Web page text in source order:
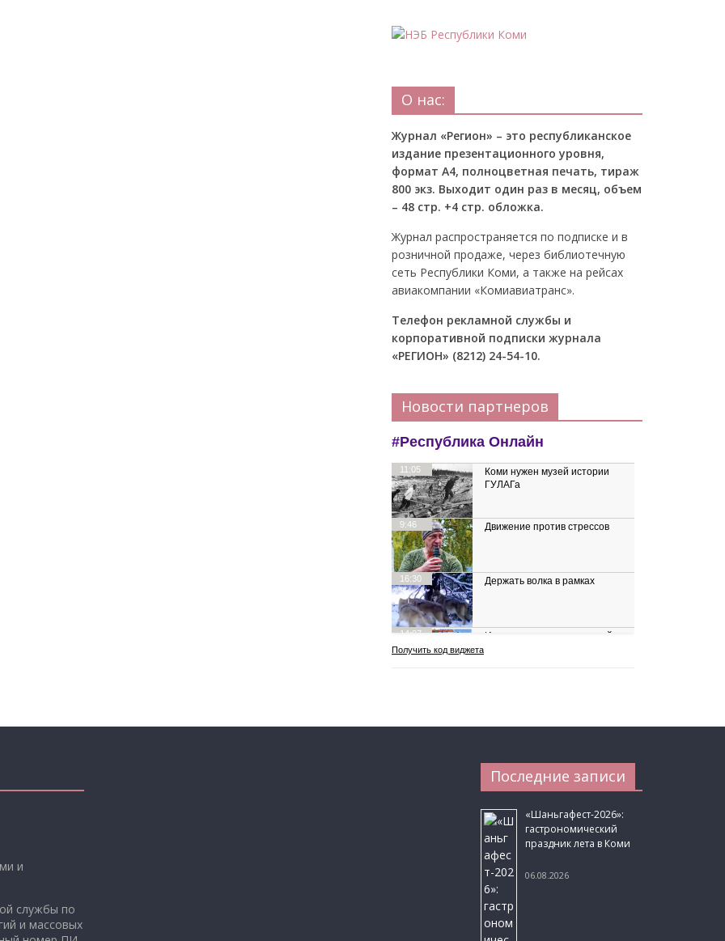
О нас:
Журнал «Регион» – это республиканское
издание презентационного уровня,
формат А4, полноцветная печать, тираж
800 экз. Выходит один раз в месяц, объем
– 48 стр. +4 стр. обложка.
Журнал распространяется по подписке и в
розничной продаже, через библиотечную
сеть Республики Коми, а также на рейсах
авиакомпании «Комиавиатранс».
Телефон рекламной службы и
корпоративной подписки журнала
«РЕГИОН» (8212) 24-54-10.
Новости партнеров
и
службы по
и массовых
Последние записи
«Шаньгафест-2026»:
гастрономический
праздник лета в Коми
06.08.2026